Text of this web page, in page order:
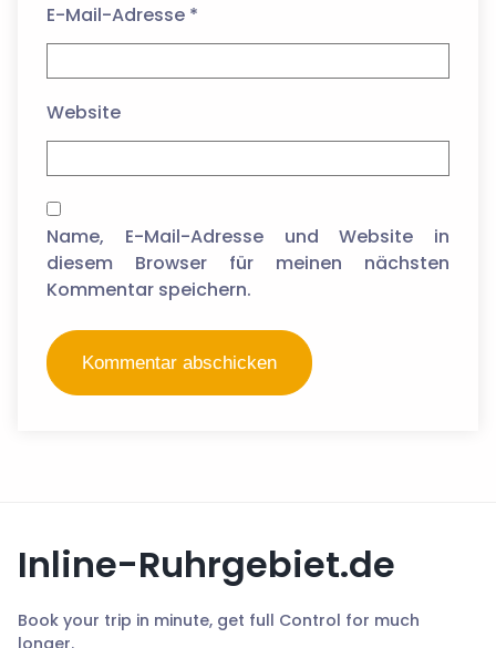
E-Mail-Adresse *
Website
Name, E-Mail-Adresse und Website in
diesem Browser für meinen nächsten
Kommentar speichern.
Inline-Ruhrgebiet.de
Book your trip in minute, get full Control for much
longer.